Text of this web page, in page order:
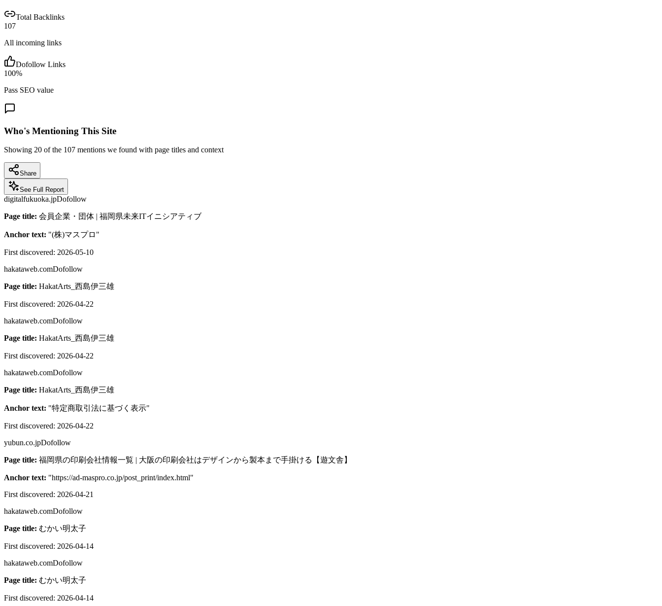
Total Backlinks
107
All incoming links
Dofollow Links
100%
Pass SEO value
Who's Mentioning This Site
Showing 20 of the 107 mentions we found with page titles and context
Share
See Full Report
digitalfukuoka.jpDofollow
Page title: 会員企業・団体 | 福岡県未来ITイニシアティブ
Anchor text: "(株)マスプロ "
First discovered: 2026-05-10
hakataweb.comDofollow
Page title: HakatArts_西島伊三雄
First discovered: 2026-04-22
hakataweb.comDofollow
Page title: HakatArts_西島伊三雄
First discovered: 2026-04-22
hakataweb.comDofollow
Page title: HakatArts_西島伊三雄
Anchor text: "特定商取引法に基づく表示"
First discovered: 2026-04-22
yubun.co.jpDofollow
Page title: 福岡県の印刷会社情報一覧 | 大阪の印刷会社はデザインから製本まで手掛ける【遊文舎】
Anchor text: "https://ad-maspro.co.jp/post_print/index.html"
First discovered: 2026-04-21
hakataweb.comDofollow
Page title: むかい明太子
First discovered: 2026-04-14
hakataweb.comDofollow
Page title: むかい明太子
First discovered: 2026-04-14